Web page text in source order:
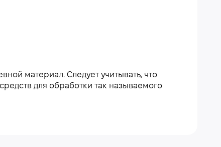
материал. Следует учитывать, что
для обработки так называемого